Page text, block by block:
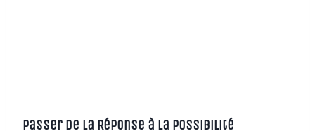
Passer de la Réponse à la Possibilité